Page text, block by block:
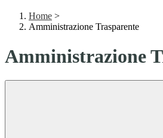
Home >
Amministrazione Trasparente
Amministrazione